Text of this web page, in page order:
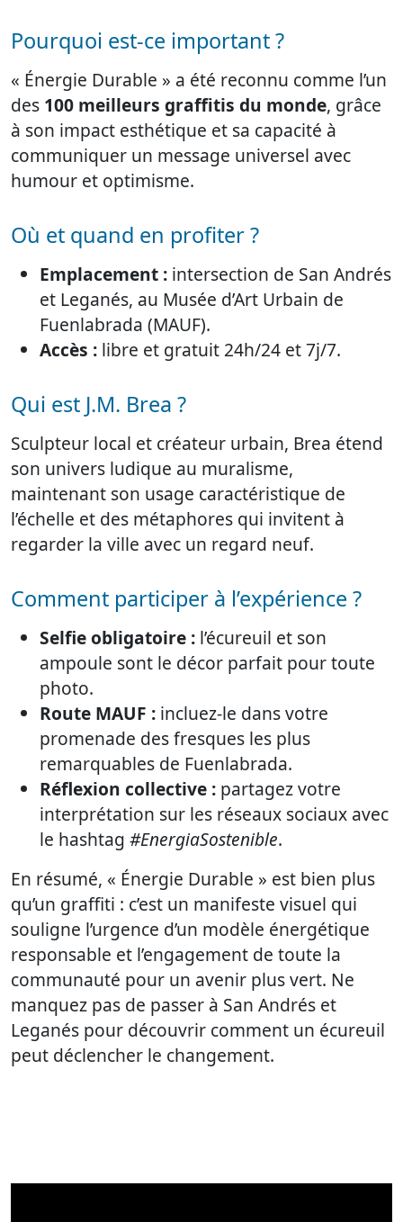
Pourquoi est-ce important ?
« Énergie Durable » a été reconnu comme l’un
des 100 meilleurs graffitis du monde, grâce
à son impact esthétique et sa capacité à
communiquer un message universel avec
humour et optimisme.
Où et quand en profiter ?
Emplacement : intersection de San Andrés
et Leganés, au Musée d’Art Urbain de
Fuenlabrada (MAUF).
Accès : libre et gratuit 24h/24 et 7j/7.
Qui est J.M. Brea ?
Sculpteur local et créateur urbain, Brea étend
son univers ludique au muralisme,
maintenant son usage caractéristique de
l’échelle et des métaphores qui invitent à
regarder la ville avec un regard neuf.
Comment participer à l’expérience ?
Selfie obligatoire : l’écureuil et son
ampoule sont le décor parfait pour toute
photo.
Route MAUF : incluez-le dans votre
promenade des fresques les plus
remarquables de Fuenlabrada.
Réflexion collective : partagez votre
interprétation sur les réseaux sociaux avec
le hashtag #EnergiaSostenible.
En résumé, « Énergie Durable » est bien plus
qu’un graffiti : c’est un manifeste visuel qui
souligne l’urgence d’un modèle énergétique
responsable et l’engagement de toute la
communauté pour un avenir plus vert. Ne
manquez pas de passer à San Andrés et
Leganés pour découvrir comment un écureuil
peut déclencher le changement.